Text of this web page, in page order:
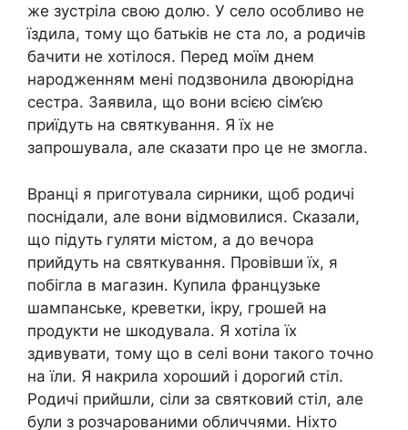
же зустріла свою долю. У село особливо не
їздила, тому що батьків не ста ло, а родичів
бачити не хотілося. Перед моїм днем
народженням мені подзвонила двоюрідна
сестра. Заявила, що вони всією сім’єю
приїдуть на святкування. Я їх не
запрошувала, але сказати про це не змогла.
Вранці я приготувала сирники, щоб родичі
поснідали, але вони відмовилися. Сказали,
що підуть гуляти містом, а до вечора
прийдуть на святкування. Провівши їх, я
побігла в магазин. Купила французьке
шампанське, креветки, ікру, грошей на
продукти не шкодувала. Я хотіла їх
здивувати, тому що в селі вони такого точно
на їли. Я накрила хороший і дорогий стіл.
Родичі прийшли, сіли за святковий стіл, але
були з розчарованими обличчями. Ніхто